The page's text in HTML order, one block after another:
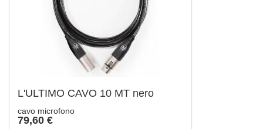
L'ULTIMO CAVO 10 MT nero
cavo microfono
79,60 €